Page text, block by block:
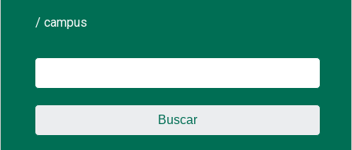
/ campus
Buscar: